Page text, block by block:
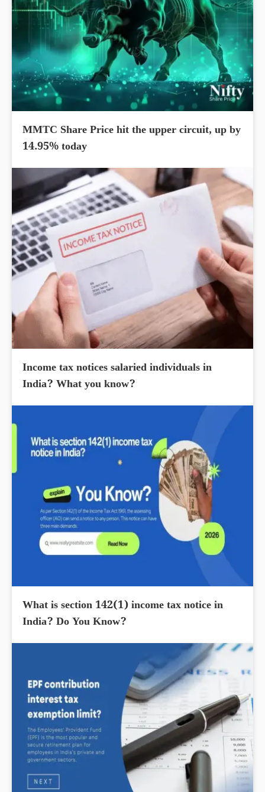
MMTC Share Price hit the upper circuit, up by
14.95% today
Income tax notices salaried individuals in
India? What you know?
What is section 142(1) income tax notice in
India? Do You Know?